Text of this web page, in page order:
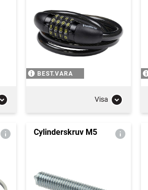
BEST.VARA
Visa
Cylinderskruv M5